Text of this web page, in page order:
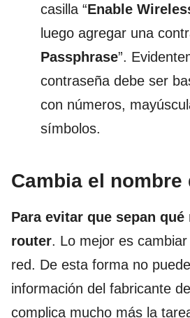
casilla “Enable
luego agregar una
Passphrase”.
contraseña debe ser
con números,
símbolos.
Cambia el nombre
Para evitar que sepan qué
router. Lo mejor es
red. De esta forma no
información del fabricante
complica mucho más la